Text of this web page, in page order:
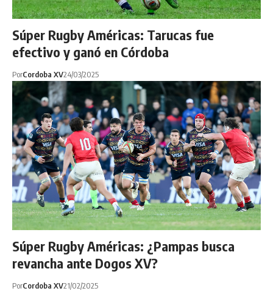
Súper Rugby Américas: Tarucas fue
efectivo y ganó en Córdoba
PorCordoba XV24/03/2025
Súper Rugby Américas: ¿Pampas busca
revancha ante Dogos XV?
PorCordoba XV21/02/2025